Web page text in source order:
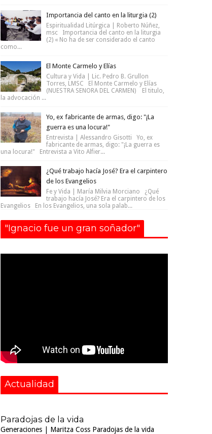
Importancia del canto en la liturgia (2)
Espiritualidad Litúrgica | Roberto Núñez,
msc Importancia del canto en la liturgia
(2) « No ha de ser considerado el canto
como...
El Monte Carmelo y Elías
Cultura y Vida | Lic. Pedro B. Grullon
Torres, LMSC El Monte Carmelo y Elías
(NUESTRA SENORA DEL CARMEN) El titulo,
la advocación ...
Yo, ex fabricante de armas, digo: "¡La
guerra es una locura!"
Entrevista | Alessandro Gisotti Yo, ex
fabricante de armas, digo: "¡La guerra es
una locura!" Entrevista a Vito Alfier...
¿Qué trabajo hacía José? Era el carpintero
de los Evangelios
Fe y Vida | María Milvia Morciano ¿Qué
trabajo hacía José? Era el carpintero de los
Evangelios En los Evangelios, una sola palab...
"Ignacio fue un gran soñador"
Actualidad
Paradojas de la vida
Generaciones | Maritza Coss Paradojas de la vida